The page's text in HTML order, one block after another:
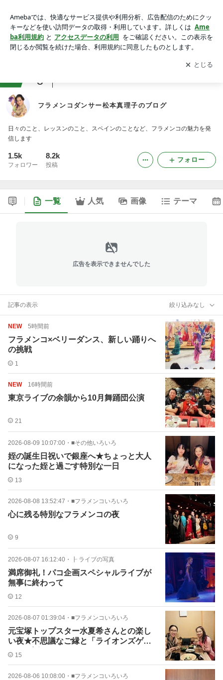
アプリをダウンロードして ブログの更新通知
を受け取りまし
ょう。
開く
3
フラメンコダンサー松本真理子のブログ
日々のこと、レッスンのこと、スペインのことなど、フラメンコの魅力を発
信します
1.5k
フォロワー
8.2k
投稿
フォロー
一覧 人気 画像 テーマ
広告を表示できませんでした
記事の表示 絞り込みなし
NEW 5時間前
フラメンコ×ベリーダンス、新しい踊りへ
の挑戦
1
NEW 16時間前
東京ライブの余韻から10月舞踊団公演
21
2026-08-09 10:07:00 ・ ■その他いろいろ
姪の誕生日祝いで銀座へ★ちょっと大人
になった姪と過ごす特別な一日
13
2026-08-08 13:52:47 ・ ■フラメンコいろいろ
心に残る特別なフラメンコの夜
9
2026-08-07 16:12:40 ・ ┠ ライブの写真
満席御礼！パコ企画スペシャルライブが
無事に終わって
12
2026-08-07 01:39:04 ・ ■フラメンコいろいろ
元宝塚トップスター水夏希さんとの楽し
い夜★不思議なご縁と「ライオンズゲー
ト」の話
15
2026-08-06 10:08:00 ・ ■フラメンコいろいろ